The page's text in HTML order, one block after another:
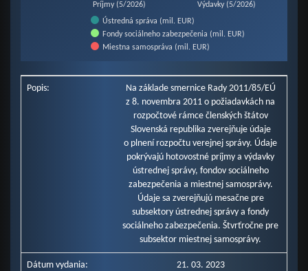
Ústredná správa (mil. EUR)
Fondy sociálneho zabezpečenia (mil. EUR)
Miestna samospráva (mil. EUR)
Príjmy (5/2026) Výdavky (5/2026)
Popis:
Na základe smernice Rady 2011/85/EÚ
z 8. novembra 2011 o požiadavkách na
rozpočtové rámce členských štátov
Slovenská republika zverejňuje údaje
o plnení rozpočtu verejnej správy. Údaje
pokrývajú hotovostné príjmy a výdavky
ústrednej správy, fondov sociálneho
zabezpečenia a miestnej samosprávy.
Údaje sa zverejňujú mesačne pre
subsektory ústrednej správy a fondy
sociálneho zabezpečenia. Štvrťročne pre
subsektor miestnej samosprávy.
Dátum vydania: 21. 03. 2023